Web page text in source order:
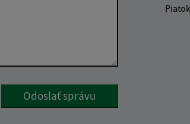
Google reCaptcha Response
Odoslať správu